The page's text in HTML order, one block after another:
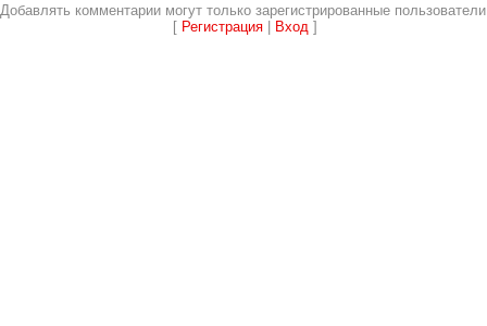
Добавлять комментарии могут только зарегистрированные пользователи.
[ Регистрация| Вход ]